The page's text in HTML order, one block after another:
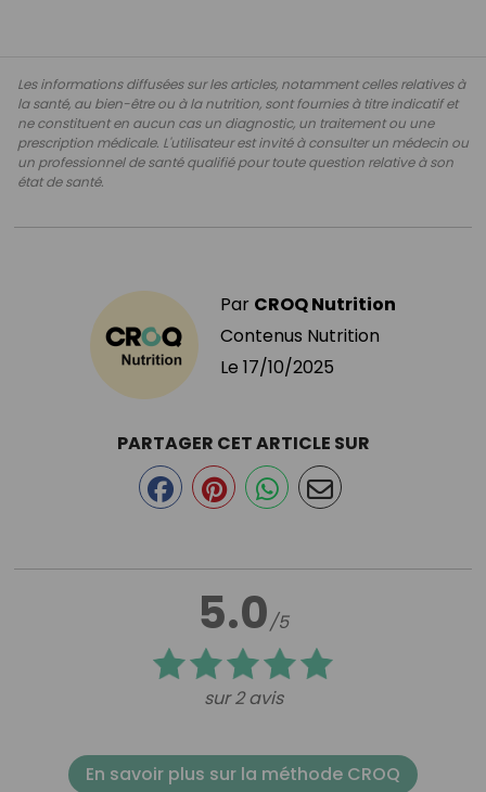
Les informations diffusées sur les articles, notamment celles relatives à
la santé, au bien-être ou à la nutrition, sont fournies à titre indicatif et
ne constituent en aucun cas un diagnostic, un traitement ou une
prescription médicale. L'utilisateur est invité à consulter un médecin ou
un professionnel de santé qualifié pour toute question relative à son
état de santé.
Par CROQ Nutrition
Contenus Nutrition
Le 17/10/2025
5.0/5
sur 2 avis
PARTAGER CET ARTICLE SUR
En savoir plus sur la méthode CROQ